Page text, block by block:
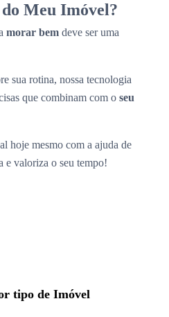
Meu Imóvel?
morar bem deve ser uma
sua rotina, nossa tecnologia
que combinam com o seu
hoje mesmo com a ajuda de
e valoriza o seu tempo!
tipo de Imóvel